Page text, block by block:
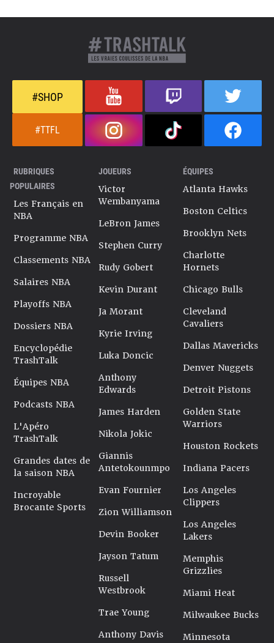
#SHOP
#TTFL
RUBRIQUES
POPULAIRES
Les Français en
NBA
Programme NBA
Classements NBA
Salaires NBA
Playoffs NBA
Dossiers NBA
Encyclopédie
TrashTalk
Équipes NBA
Podcasts NBA
L'Apéro
TrashTalk
Grandes dates de
la saison NBA
Incroyable
Brocante Sports
JOUEURS
Victor
Wembanyama
LeBron James
Stephen Curry
Rudy Gobert
Kevin Durant
Ja Morant
Kyrie Irving
Luka Doncic
Anthony
Edwards
James Harden
Nikola Jokic
Giannis
Antetokounmpo
Evan Fournier
Zion Williamson
Devin Booker
Jayson Tatum
Russell
Westbrook
Trae Young
Anthony Davis
ÉQUIPES
Atlanta Hawks
Boston Celtics
Brooklyn Nets
Charlotte
Hornets
Chicago Bulls
Cleveland
Cavaliers
Dallas Mavericks
Denver Nuggets
Detroit Pistons
Golden State
Warriors
Houston Rockets
Indiana Pacers
Los Angeles
Clippers
Los Angeles
Lakers
Memphis
Grizzlies
Miami Heat
Milwaukee Bucks
Minnesota